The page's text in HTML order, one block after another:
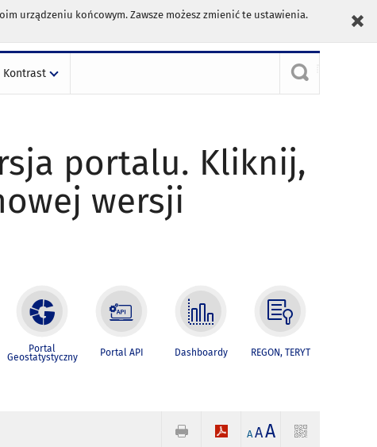
urządzeniu końcowym. Zawsze możesz zmienić te ustawienia.
Kontrast
portalu. Kliknij,
wersji
Portal
Geostatystyczny Portal API Dashboardy REGON, TERYT
A AA